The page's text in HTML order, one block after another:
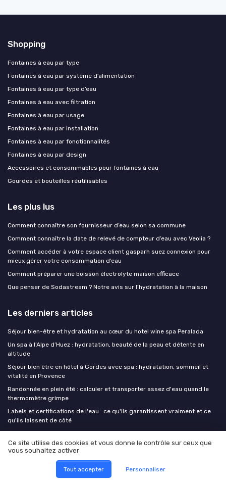
Shopping
Fontaines à eau par type
Fontaines à eau par système d’alimentation
Fontaines à eau par type d’eau
Fontaines à eau avec filtration
Fontaines à eau par usage
Fontaines à eau par installation
Fontaines à eau par fonctionnalités
Fontaines à eau par design
Accessoires et consommables pour fontaines à eau
Gourdes et bouteilles réutilisables
Les plus lus
Comment connaître son fournisseur d’eau selon sa commune
Comment connaître la date de relevé de compteur d’eau avec Veolia ?
Comment accéder à votre espace client gasparh suez connexion pour
mieux gérer votre consommation d’eau
Comment préparer une boisson électrolyte maison efficace
Que penser de Sodastream ? Notre avis sur l’hydratation à la maison
Les derniers articles
Séjour bien-être et hydratation au cœur du hotel wine spa Peralada
Un spa à l’Alpe d’Huez : hydratation, beauté de la peau et détente en
altitude
Séjour bien être en hôtel à Gordes avec spa : hydratation, sommeil et
vitalité en Provence
Randonnée en plein été : calculer et transporter assez d'eau quand le
thermomètre grimpe
Labels et certifications de l'eau : ce qu'ils garantissent vraiment et ce
qu'ils laissent de côté
Eau et bien être
Enquête Hydratation
Ce site utilise des cookies et vous donne le contrôle sur ceux que
vous souhaitez activer
Tout accepter Personnaliser